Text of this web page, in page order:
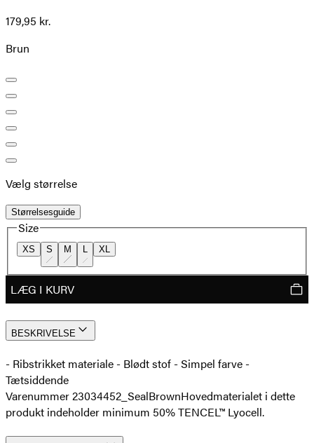
179,95 kr.
Brun
Vælg størrelse
Størrelsesguide
Size
XS S M L XL
LÆG I KURV
BESKRIVELSE
-­ Ribstrikket materiale - Blødt stof - Simpel farve -
Tætsiddende
Varenummer 23034452_SealBrownHovedmaterialet i dette
produkt indeholder minimum 50% TENCEL™ Lyocell.